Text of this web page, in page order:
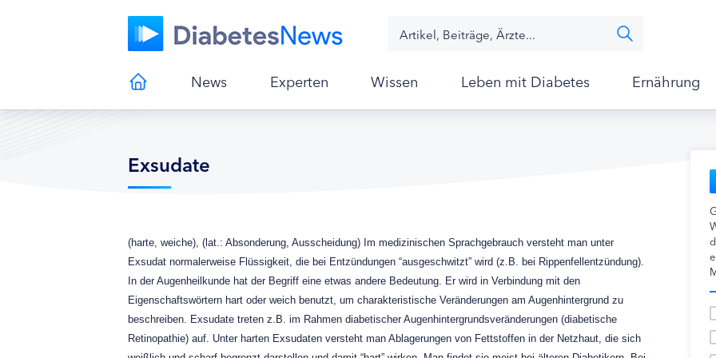
News Experten Wissen Leben mit Diabetes Ernährung
Exsudate
(harte, weiche), (lat.: Absonderung, Ausscheidung) Im medizinischen Sprachgebrauch versteht man unter
Exsudat normalerweise Flüssigkeit, die bei Entzündungen “ausgeschwitzt” wird (z.B. bei Rippenfellentzündung).
In der Augenheilkunde hat der Begriff eine etwas andere Bedeutung. Er wird in Verbindung mit den
Eigenschaftswörtern hart oder weich benutzt, um charakteristische Veränderungen am Augenhintergrund zu
beschreiben. Exsudate treten z.B. im Rahmen diabetischer Augenhintergrundsveränderungen (diabetische
Retinopathie) auf. Unter harten Exsudaten versteht man Ablagerungen von Fettstoffen in der Netzhaut, die sich